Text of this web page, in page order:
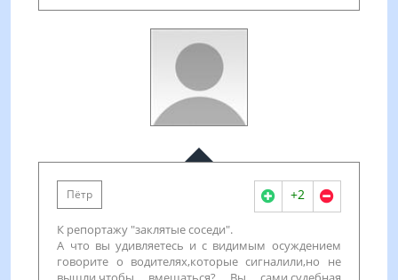
Пётр +2
К репортажу "заклятые соседи".
А что вы удивляетесь и с видимым осуждением
говорите о водителях,которые сигналили,но не